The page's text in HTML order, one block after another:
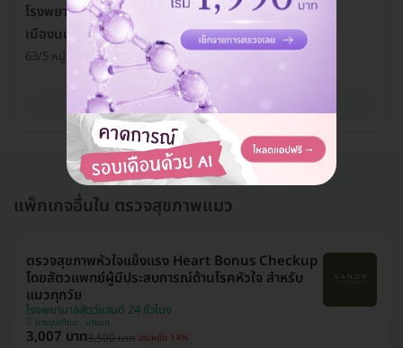
โรงพยาบาลสัตว์ลาดปลาดุก (LPD Pet Hospital) สาขา
เมืองนนท์
63/5 หมู่ 10 ถ. ราชพฤกษ์ ต. บางกร่าง อ. เมือง จ. นนทบุรี 11000
ดูรายละเอียด
แพ็กเกจอื่นใน ตรวจสุขภาพแมว
ตรวจสุขภาพหัวใจแข็งแรง Heart Bonus Checkup
โดยสัตวแพทย์ผู้มีประสบการณ์ด้านโรคหัวใจ สำหรับ
แมวทุกวัย
โรงพยาบาลสัตว์แสนดี 24 ชั่วโมง
บางขุนเทียน , บางแค
3,007 บาท3,500 บาท ประหยัด 14%